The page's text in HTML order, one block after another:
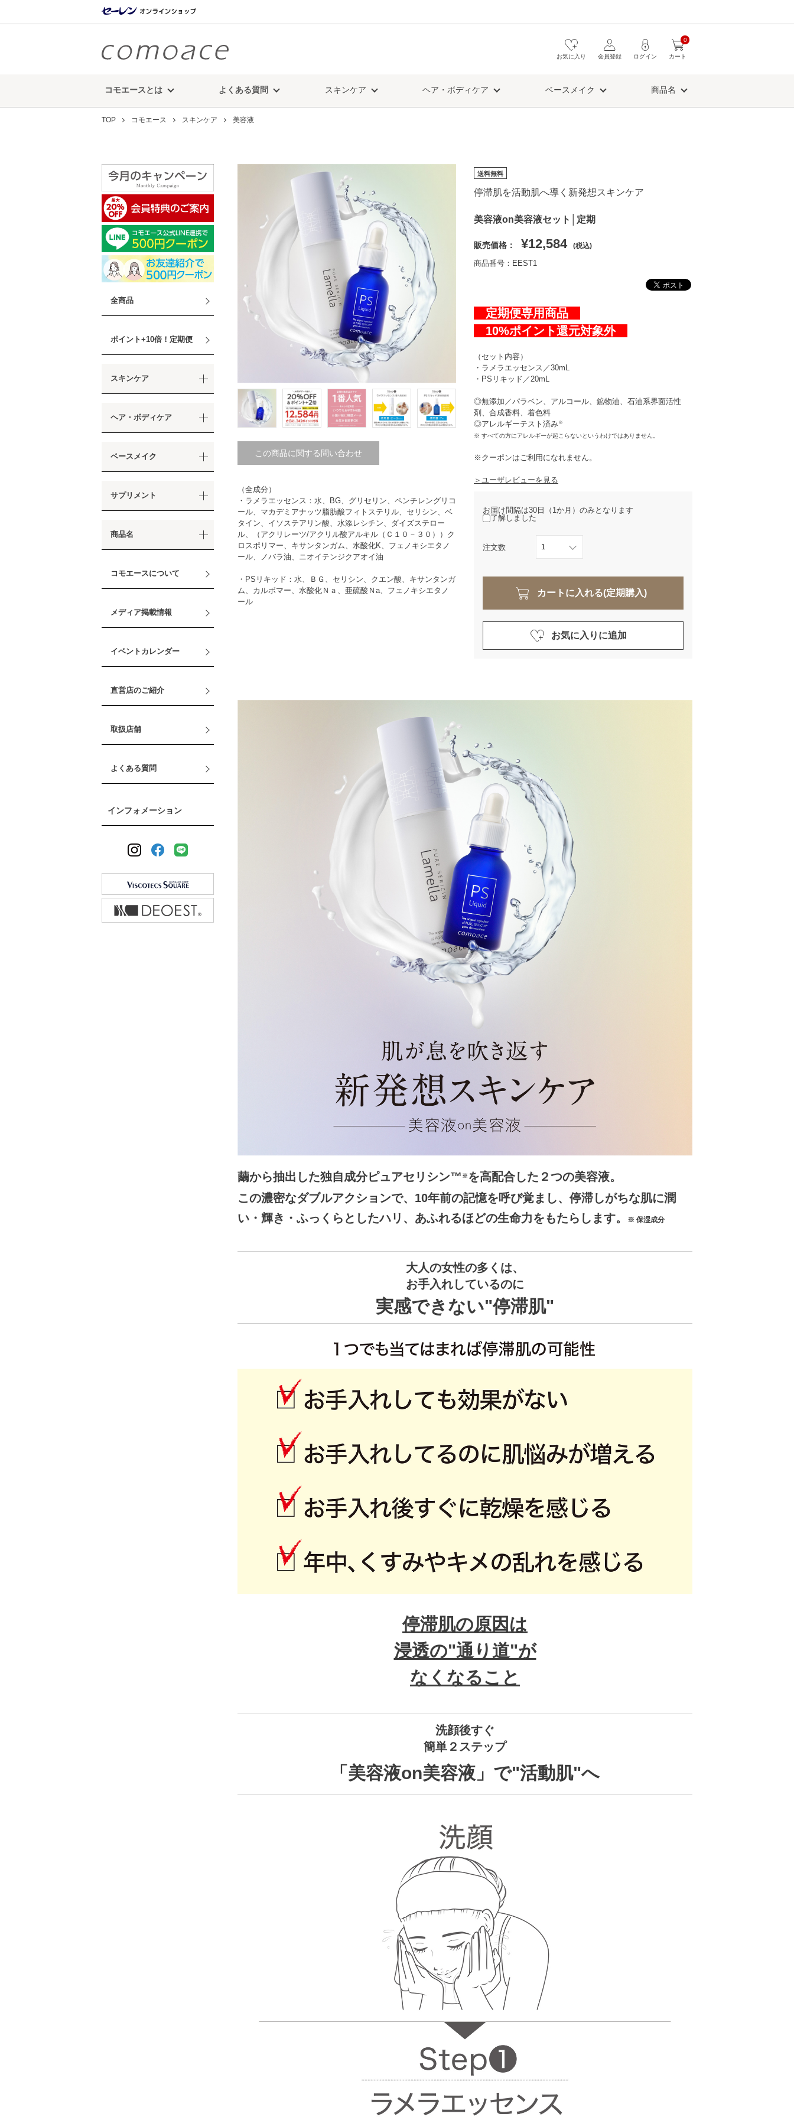
カート
0
ログイン
会員登録
お気に入り
コモエースとは よくある質問 スキンケア ヘア・ボディケア ベースメイク 商品名
TOP コモエース スキンケア 美容液
全商品
ポイント+10倍！定期便
スキンケア
ヘア・ボディケア
ベースメイク
サプリメント
商品名
コモエースについて
メディア掲載情報
イベントカレンダー
直営店のご紹介
取扱店舗
よくある質問
インフォメーション
この商品に関する問い合わせ
（全成分）
・ラメラエッセンス：水、BG、グリセリン、ペンチレングリコ
ール、マカデミアナッツ脂肪酸フィトステリル、セリシン、ベ
タイン、イソステアリン酸、水添レシチン、ダイズステロー
ル、（アクリレーツ/アクリル酸アルキル（Ｃ１０－３０））ク
ロスポリマー、キサンタンガム、水酸化K、フェノキシエタノ
ール、ノバラ油、ニオイテンジクアオイ油
・PSリキッド：水、ＢＧ、セリシン、クエン酸、キサンタンガ
ム、カルボマー、水酸化Ｎａ、亜硫酸Ｎa、フェノキシエタノ
ール
送料無料
停滞肌を活動肌へ導く新発想スキンケア
美容液on美容液セット│定期
販売価格： ¥12,584 (税込)
商品番号：EEST1
定期便専用商品
10%ポイント還元対象外
（セット内容）
・ラメラエッセンス／30mL
・PSリキッド／20mL
◎無添加／パラベン、アルコール、鉱物油、石油系界面活性
剤、合成香料、着色料
◎アレルギーテスト済み※
※ すべての方にアレルギーが起こらないというわけではありません。
※クーポンはご利用になれません。
＞ユーザレビューを見る
お届け間隔は30日（1か月）のみとなります
了解しました
注文数
カートに入れる(定期購入)
お気に入りに追加
繭から抽出した独自成分ピュアセリシン™️ ※ を高配合した２つの美容液。
この濃密なダブルアクションで、10年前の記憶を呼び覚まし、停滞しがちな肌に潤
い・輝き・ふっくらとしたハリ、あふれるほどの生命力をもたらします。
※ 保湿成分
大人の女性の多くは、
お手入れしているのに
実感できない"停滞肌"
停滞肌の原因は
浸透の"通り道"が
なくなること
洗顔後すぐ
簡単２ステップ
「美容液on美容液」で"活動肌"へ